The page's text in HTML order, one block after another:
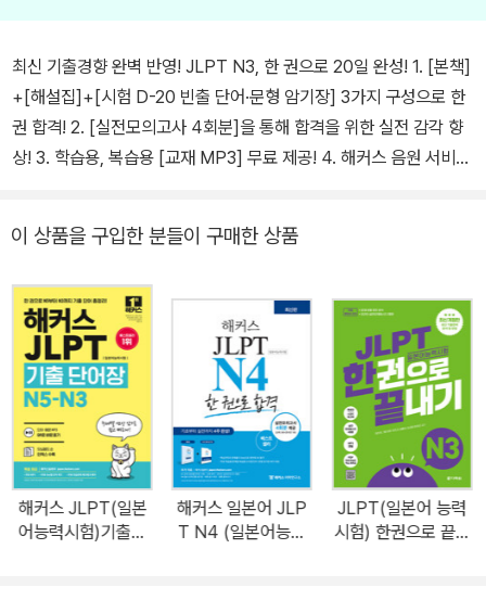
최신 기출경향 완벽 반영! JLPT N3, 한 권으로 20일 완성! 1. [본책]
+[해설집]+[시험 D-20 빈출 단어·문형 암기장] 3가지 구성으로 한
권 합격! 2. [실전모의고사 4회분]을 통해 합격을 위한 실전 감각 향
상! 3. 학습용, 복습용 [교재 MP3] 무료 제공! 4. 해커스 음원 서비스
어 교육 1위 해커스일본어” 한경비즈니스 선정 2020 한국브랜드선
LPT N3, 한 권으로 20일 완성! [이런 분들에게 추천합니다] 1. 히라
가나, 가타카나 밖에 모르지만, JLPT N3에 야심차게 도전하고 싶은
분들 2. 일 년에 두 번 밖에 없는 시험, 한 번에 합격하고 싶은데 어떻
게 공부해야 할지 막막한 분들 3. JLPT N3에 도전하였으나, 어휘 문
제만 풀다가 공부를 중단한 분들 4. 독해/청해는 할 수 있지만, 정작
문제를 풀면 정답이 무엇인지 잘 모르겠는 분들 [해커스 교재만의 특
장점] 1. [본책]+[해설집]+[시험 D-20 빈출 단어·문형 암기장] 3가
지 구성으로 한 권 합격! 문제 푸는 방법을 익히고 적용하는 ‘본책’, 상
이 상품을 구입한 분들이 구매한 상품
해커스 JLPT(일본
어능력시험)기출단
해커스 일본어 JLP
T N4 (일본어능력
JLPT(일본어 능력
시험) 한권으로 끝내